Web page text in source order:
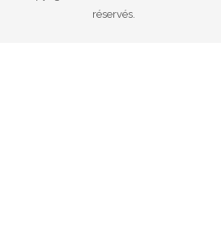
réservés.